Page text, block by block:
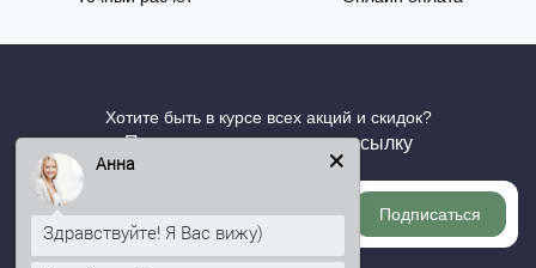
Хотите быть в курсе всех акций и скидок?
Подпишитесь на нашу рассылку
Подписаться
Анна
Здравствуйте! Я Вас вижу)